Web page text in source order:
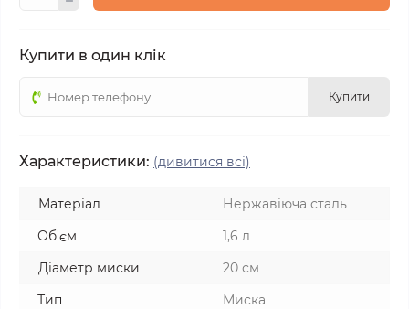
Купити в один клік
Купити
Характеристики: (дивитися всі)
Матеріал
Нержавіюча сталь
Об'єм
1,6 л
Діаметр миски
20 см
Тип
Миска